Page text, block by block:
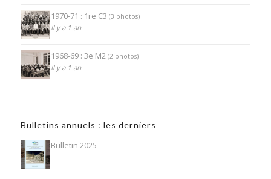
1970-71 : 1re C3 (3 photos)
Il y a 1 an
1968-69 : 3e M2 (2 photos)
Il y a 1 an
Bulletins annuels : les derniers
Bulletin 2025